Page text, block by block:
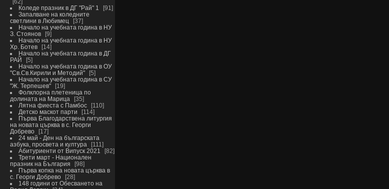
Коледе празник в ДГ "Рай" 1
91
Запалване на коледните
светлини в Любимец
37
Начало на учебната година в НУ
З. Стоянов
9
Начало на учебната година в НУ
Хр. Ботев
14
Начало на учебната година в ДГ
РАЙ
5
Начало на учебната година в ОУ
"Св.Св.Кирили и Методий"
5
Начало на учебната година в СУ
"Ж. Терпешев"
19
Фолклорна плетеница по
долината на Марица
35
Лятна фиеста с Памбос
110
Детско маскот парти
114
Първа Благодарствена литургия
на новата църква в с. Георги
Добрево
17
24 май - Ден на българската
азбука, просвета и култура
111
Абитуриенти от Випуск 2021
82
Трети март - Национален
празник на България
98
Първа копка на новата църква в
с. Георги Добрево
28
148 години от Обесването на